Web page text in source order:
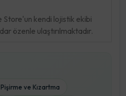
Store'un kendi lojistik ekibi
özenle ulaştırılmaktadır.
Pişirme ve Kızartma